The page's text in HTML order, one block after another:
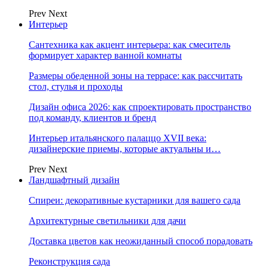
Prev Next
Интерьер
Сантехника как акцент интерьера: как смеситель
формирует характер ванной комнаты
Размеры обеденной зоны на террасе: как рассчитать
стол, стулья и проходы
Дизайн офиса 2026: как спроектировать пространство
под команду, клиентов и бренд
Интерьер итальянского палаццо XVII века:
дизайнерские приемы, которые актуальны и…
Prev Next
Ландшафтный дизайн
Спиреи: декоративные кустарники для вашего сада
Архитектурные светильники для дачи
Доставка цветов как неожиданный способ порадовать
Реконструкция сада